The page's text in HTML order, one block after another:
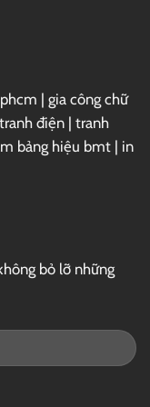
| gia công chữ
tranh điện | tranh
bảng hiệu bmt | in
bỏ lỡ những